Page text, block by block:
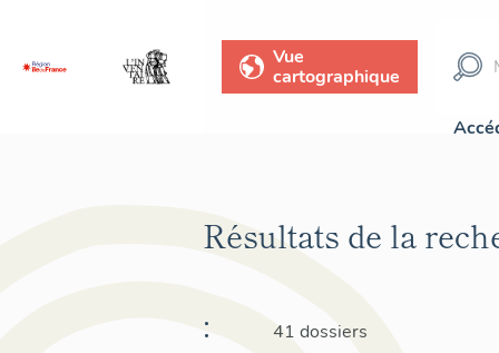
Vue
cartographique
Résultats de la
:
41 dossiers